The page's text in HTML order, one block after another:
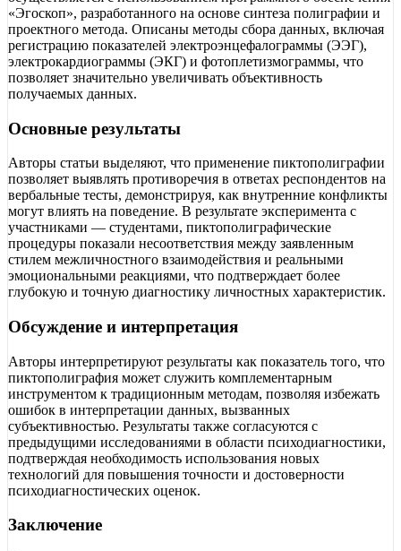
«Эгоскоп», разработанного на основе синтеза полиграфии и
проектного метода. Описаны методы сбора данных, включая
регистрацию показателей электроэнцефалограммы (ЭЭГ),
электрокардиограммы (ЭКГ) и фотоплетизмограммы, что
позволяет значительно увеличивать объективность
получаемых данных.
Основные результаты
Авторы статьи выделяют, что применение пиктополиграфии
позволяет выявлять противоречия в ответах респондентов на
вербальные тесты, демонстрируя, как внутренние конфликты
могут влиять на поведение. В результате эксперимента с
участниками — студентами, пиктополиграфические
процедуры показали несоответствия между заявленным
стилем межличностного взаимодействия и реальными
эмоциональными реакциями, что подтверждает более
глубокую и точную диагностику личностных характеристик.
Обсуждение и интерпретация
Авторы интерпретируют результаты как показатель того, что
пиктополиграфия может служить комплементарным
инструментом к традиционным методам, позволяя избежать
ошибок в интерпретации данных, вызванных
субъективностью. Результаты также согласуются с
предыдущими исследованиями в области психодиагностики,
подтверждая необходимость использования новых
технологий для повышения точности и достоверности
психодиагностических оценок.
Заключение